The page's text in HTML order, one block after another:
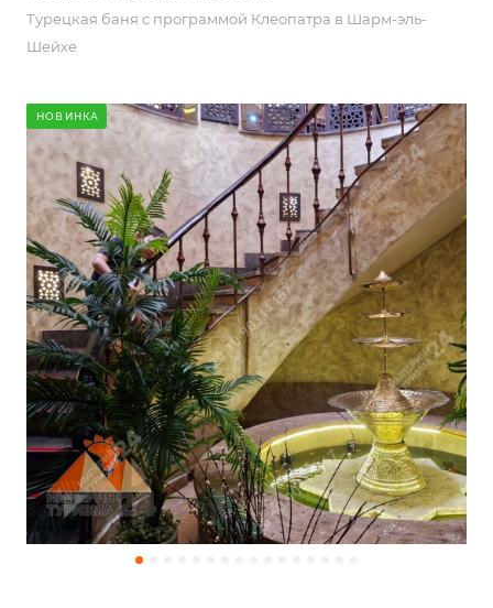
Турецкая баня с программой Клеопатра в Шарм-эль-
Шейхе
НОВИНКА